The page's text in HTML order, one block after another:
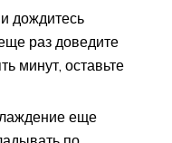
дождитесь
раз доведите
минут, оставьте
еще